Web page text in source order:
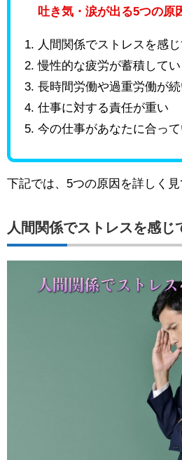
吐き気・涙が出る5つの原
人間関係でストレスを感
慢性的な疲労が蓄積してい
長時間労働や過重労働が
仕事に対する責任が重い
今の仕事があなたに合っ
下記では、5つの原因を詳しく見
人間関係でストレスを感じ